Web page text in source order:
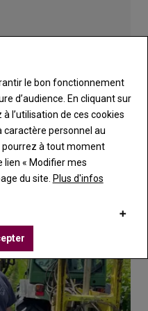
Publicité
le bon fonctionnement
d’audience. En cliquant sur
l’utilisation de ces cookies
personnel au
pourrez à tout moment
lien « Modifier mes
du site. Plus d'infos